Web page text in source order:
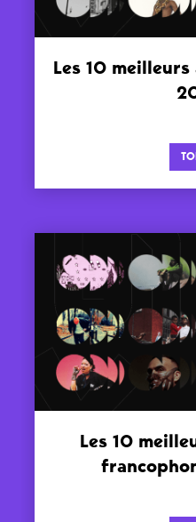
Les 10
Les 10